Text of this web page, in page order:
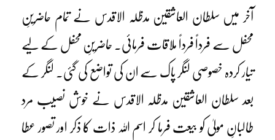
آخر میں سلطان العاشقین مدظلہ الاقدس نے تمام حاضرینِ
محفل سے فرداً فرداً ملاقات فرمائی۔ حاضرینِ محفل کے لیے
تیار کردہ خصوصی لنگر پاک سے ان کی تواضع کی گئی۔ لنگر کے
بعد سلطان العاشقین مدظلہ الاقدس نے خوش نصیب مرد
طالبانِ مولیٰ کو بیعت فرما کر اسم اللہ ذات کا ذکر اور تصور عطا